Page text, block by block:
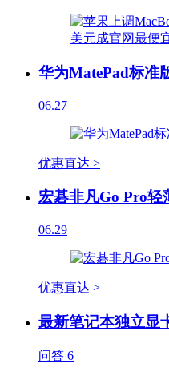
华为MatePad标准
06.27
优惠直达 >
宏碁非凡Go Pro轻
06.29
优惠直达 >
最新笔记本独立显
问答 6